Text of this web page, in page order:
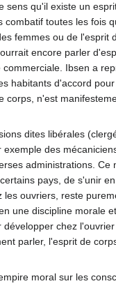
qu'il existe un
toutes les fois
femmes ou de l'esprit
encore parler
Ibsen a
habitants d'accord
n'est
dites libérales
des
administrations.
pays, de s'unir
ouvriers, reste
une discipline morale
chez
parler, l'esprit de
moral sur les